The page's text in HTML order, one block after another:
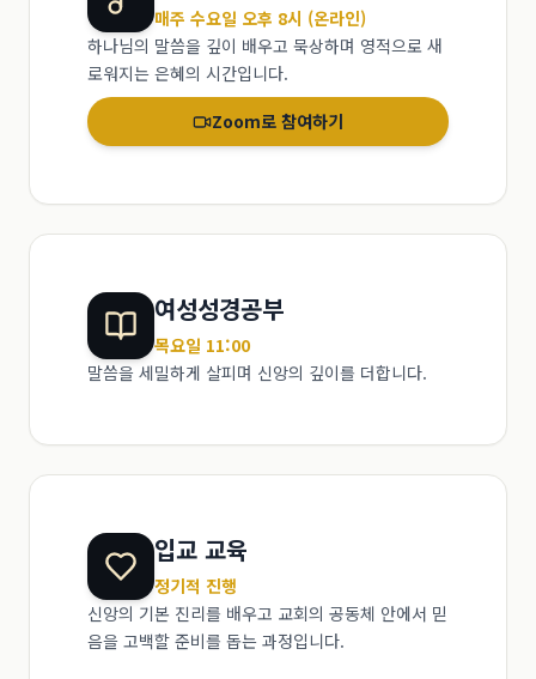
매주 수요일 오후 8시 (온라인)
하나님의 말씀을 깊이 배우고 묵상하며 영적으로 새
로워지는 은혜의 시간입니다.
Zoom로 참여하기
여성성경공부
목요일 11:00
말씀을 세밀하게 살피며 신앙의 깊이를 더합니다.
입교 교육
정기적 진행
신앙의 기본 진리를 배우고 교회의 공동체 안에서 믿
음을 고백할 준비를 돕는 과정입니다.